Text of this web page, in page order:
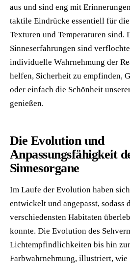
aus und sind eng mit
taktile Eindrücke essentiell für
Texturen und Temperaturen sind.
Sinneserfahrungen sind
individuelle Wahrnehmung der
helfen, Sicherheit zu empfinden,
oder einfach die Schönheit
genießen.
Die Evolution und
Anpassungsfähigkeit
Sinnesorgane
Im Laufe der Evolution haben
entwickelt und angepasst, sodass
verschiedensten Habitaten
konnte. Die Evolution des
Lichtempfindlichkeiten bis hin
Farbwahrnehmung, illustriert, wie